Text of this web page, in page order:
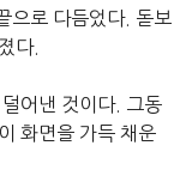
으로 다듬었다. 돋보
다.
어낸 것이다. 그동
화면을 가득 채운